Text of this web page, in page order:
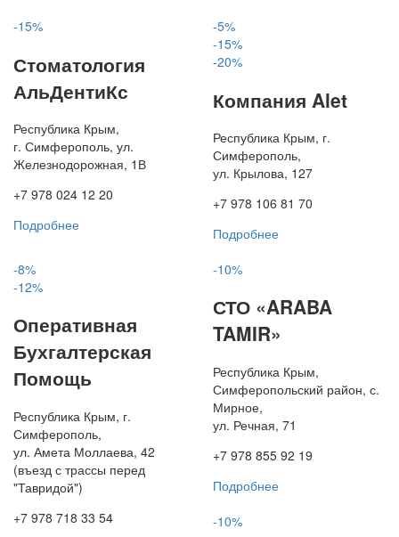
-15%
Стоматология
АльДентиКс
Республика Крым,
г. Симферополь, ул.
Железнодорожная, 1В
+7 978 024 12 20
Подробнее
-5%
-15%
-20%
Компания Alet
Республика Крым, г.
Симферополь,
ул. Крылова, 127
+7 978 106 81 70
Подробнее
-8%
-12%
Оперативная
Бухгалтерская
Помощь
Республика Крым, г.
Симферополь,
ул. Амета Моллаева, 42
(въезд с трассы перед
"Тавридой")
+7 978 718 33 54
-10%
СТО «ARABA
TAMIR»
Республика Крым,
Симферопольский район, с.
Мирное,
ул. Речная, 71
+7 978 855 92 19
Подробнее
-10%